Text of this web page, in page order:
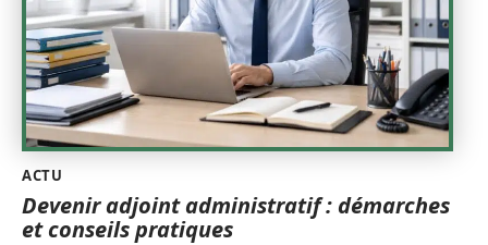
ACTU
Devenir adjoint administratif : démarches
et conseils pratiques